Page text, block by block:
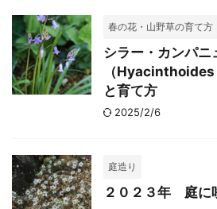
春の花・山野草の育て方
シラー・カンパニ
（
と育て方
2025/2/6
庭造り
２０２３年 庭に